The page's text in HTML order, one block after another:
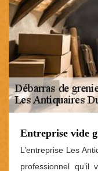
Entreprise vide
L’entreprise Les
professionnel